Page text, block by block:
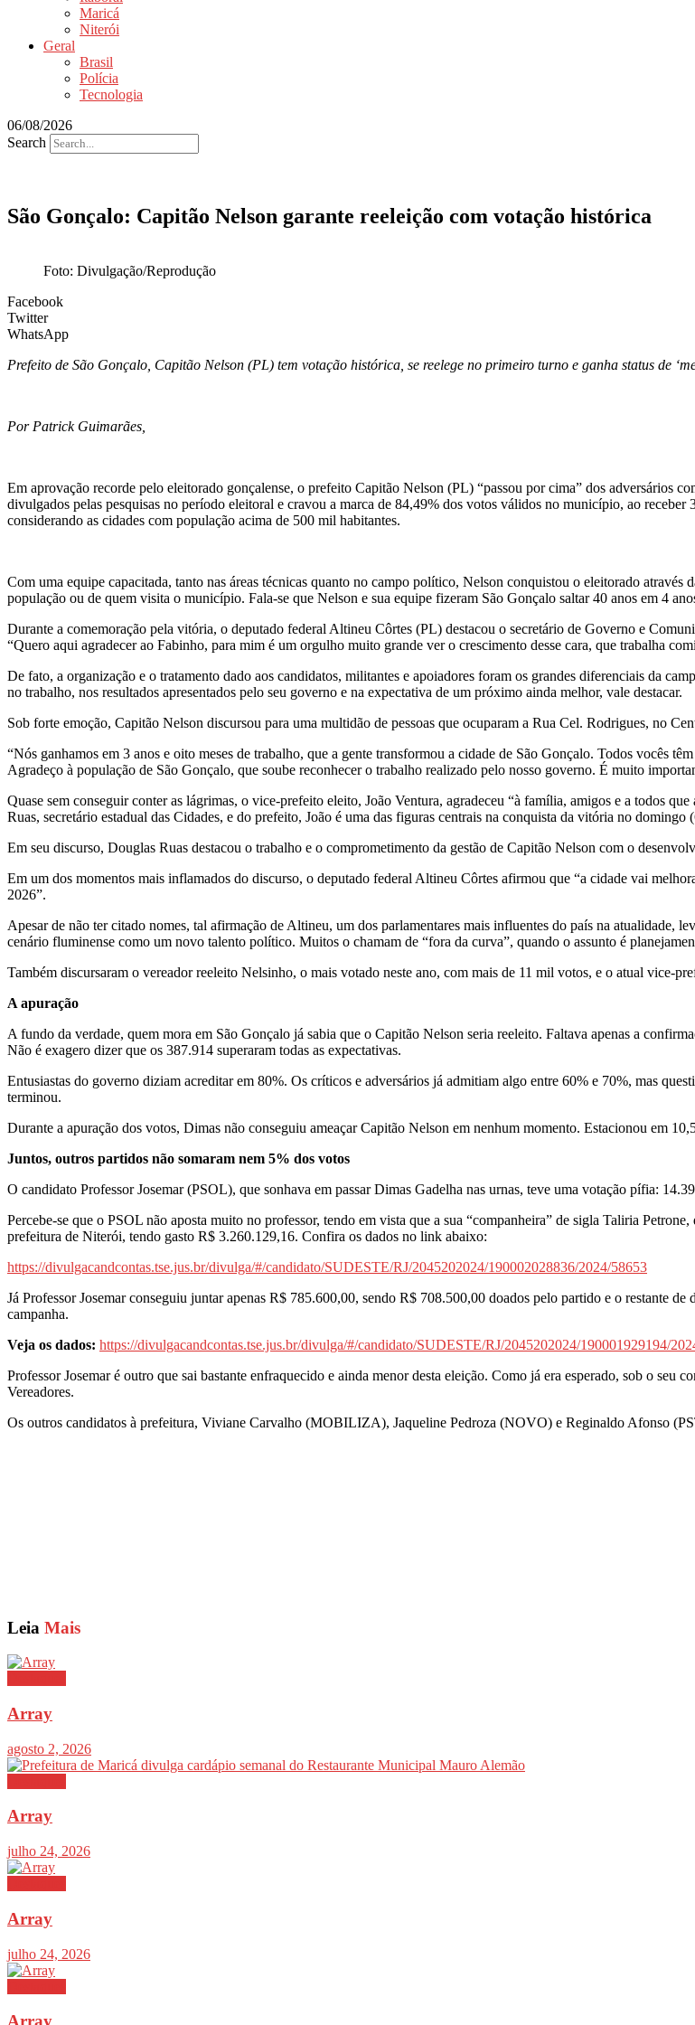
Maricá
Niterói
Geral
Brasil
Polícia
Tecnologia
06/08/2026
Search
São Gonçalo: Capitão Nelson garante reeleição com votação histórica
Foto: Divulgação/Reprodução
Facebook
Twitter
WhatsApp
Prefeito de São Gonçalo, Capitão Nelson (PL) tem votação histórica, se reelege no primeiro turno e ganha status de
Por Patrick Guimarães,
Em aprovação recorde pelo eleitorado gonçalense, o prefeito Capitão Nelson (PL) “passou por cima” dos adversários
divulgados pelas pesquisas no período eleitoral e cravou a marca de 84,49% dos votos válidos no município, ao
considerando as cidades com população acima de 500 mil habitantes.
Com uma equipe capacitada, tanto nas áreas técnicas quanto no campo político, Nelson conquistou o eleitorado
população ou de quem visita o município. Fala-se que Nelson e sua equipe fizeram São Gonçalo saltar 40 anos em 4
Durante a comemoração pela vitória, o deputado federal Altineu Côrtes (PL) destacou o secretário de Governo e
“Quero aqui agradecer ao Fabinho, para mim é um orgulho muito grande ver o crescimento desse cara, que trabalha
De fato, a organização e o tratamento dado aos candidatos, militantes e apoiadores foram os grandes diferenciais da
no trabalho, nos resultados apresentados pelo seu governo e na expectativa de um próximo ainda melhor, vale destacar.
Sob forte emoção, Capitão Nelson discursou para uma multidão de pessoas que ocuparam a Rua Cel. Rodrigues, no
“Nós ganhamos em 3 anos e oito meses de trabalho, que a gente transformou a cidade de São Gonçalo. Todos vocês
Agradeço à população de São Gonçalo, que soube reconhecer o trabalho realizado pelo nosso governo. É muito
Quase sem conseguir conter as lágrimas, o vice-prefeito eleito, João Ventura, agradeceu “à família, amigos e a todos
Ruas, secretário estadual das Cidades, e do prefeito, João é uma das figuras centrais na conquista da vitória no domingo
Em seu discurso, Douglas Ruas destacou o trabalho e o comprometimento da gestão de Capitão Nelson com o
Em um dos momentos mais inflamados do discurso, o deputado federal Altineu Côrtes afirmou que “a cidade vai
2026”.
Apesar de não ter citado nomes, tal afirmação de Altineu, um dos parlamentares mais influentes do país na atualidade,
cenário fluminense como um novo talento político. Muitos o chamam de “fora da curva”, quando o assunto é
Também discursaram o vereador reeleito Nelsinho, o mais votado neste ano, com mais de 11 mil votos, e o atual vice-
A apuração
A fundo da verdade, quem mora em São Gonçalo já sabia que o Capitão Nelson seria reeleito. Faltava apenas a
Não é exagero dizer que os 387.914 superaram todas as expectativas.
Entusiastas do governo diziam acreditar em 80%. Os críticos e adversários já admitiam algo entre 60% e 70%, mas
terminou.
Durante a apuração dos votos, Dimas não conseguiu ameaçar Capitão Nelson em nenhum momento. Estacionou em
Juntos, outros partidos não somaram nem 5% dos votos
O candidato Professor Josemar (PSOL), que sonhava em passar Dimas Gadelha nas urnas, teve uma votação pífia:
Percebe-se que o PSOL não aposta muito no professor, tendo em vista que a sua “companheira” de sigla Taliria
prefeitura de Niterói, tendo gasto R$ 3.260.129,16. Confira os dados no link abaixo:
https://divulgacandcontas.tse.jus.br/divulga/#/candidato/SUDESTE/RJ/2045202024/190002028836/2024/58653
Já Professor Josemar conseguiu juntar apenas R$ 785.600,00, sendo R$ 708.500,00 doados pelo partido e o restante
campanha.
Veja os dados: https://divulgacandcontas.tse.jus.br/divulga/#/candidato/SUDESTE/RJ/2045202024/190001929194/
Professor Josemar é outro que sai bastante enfraquecido e ainda menor desta eleição. Como já era esperado, sob o seu
Vereadores.
Os outros candidatos à prefeitura, Viviane Carvalho (MOBILIZA), Jaqueline Pedroza (NOVO) e Reginaldo Afonso
Leia Mais
Array
agosto 2, 2026
Array
julho 24, 2026
Array
julho 24, 2026
Array